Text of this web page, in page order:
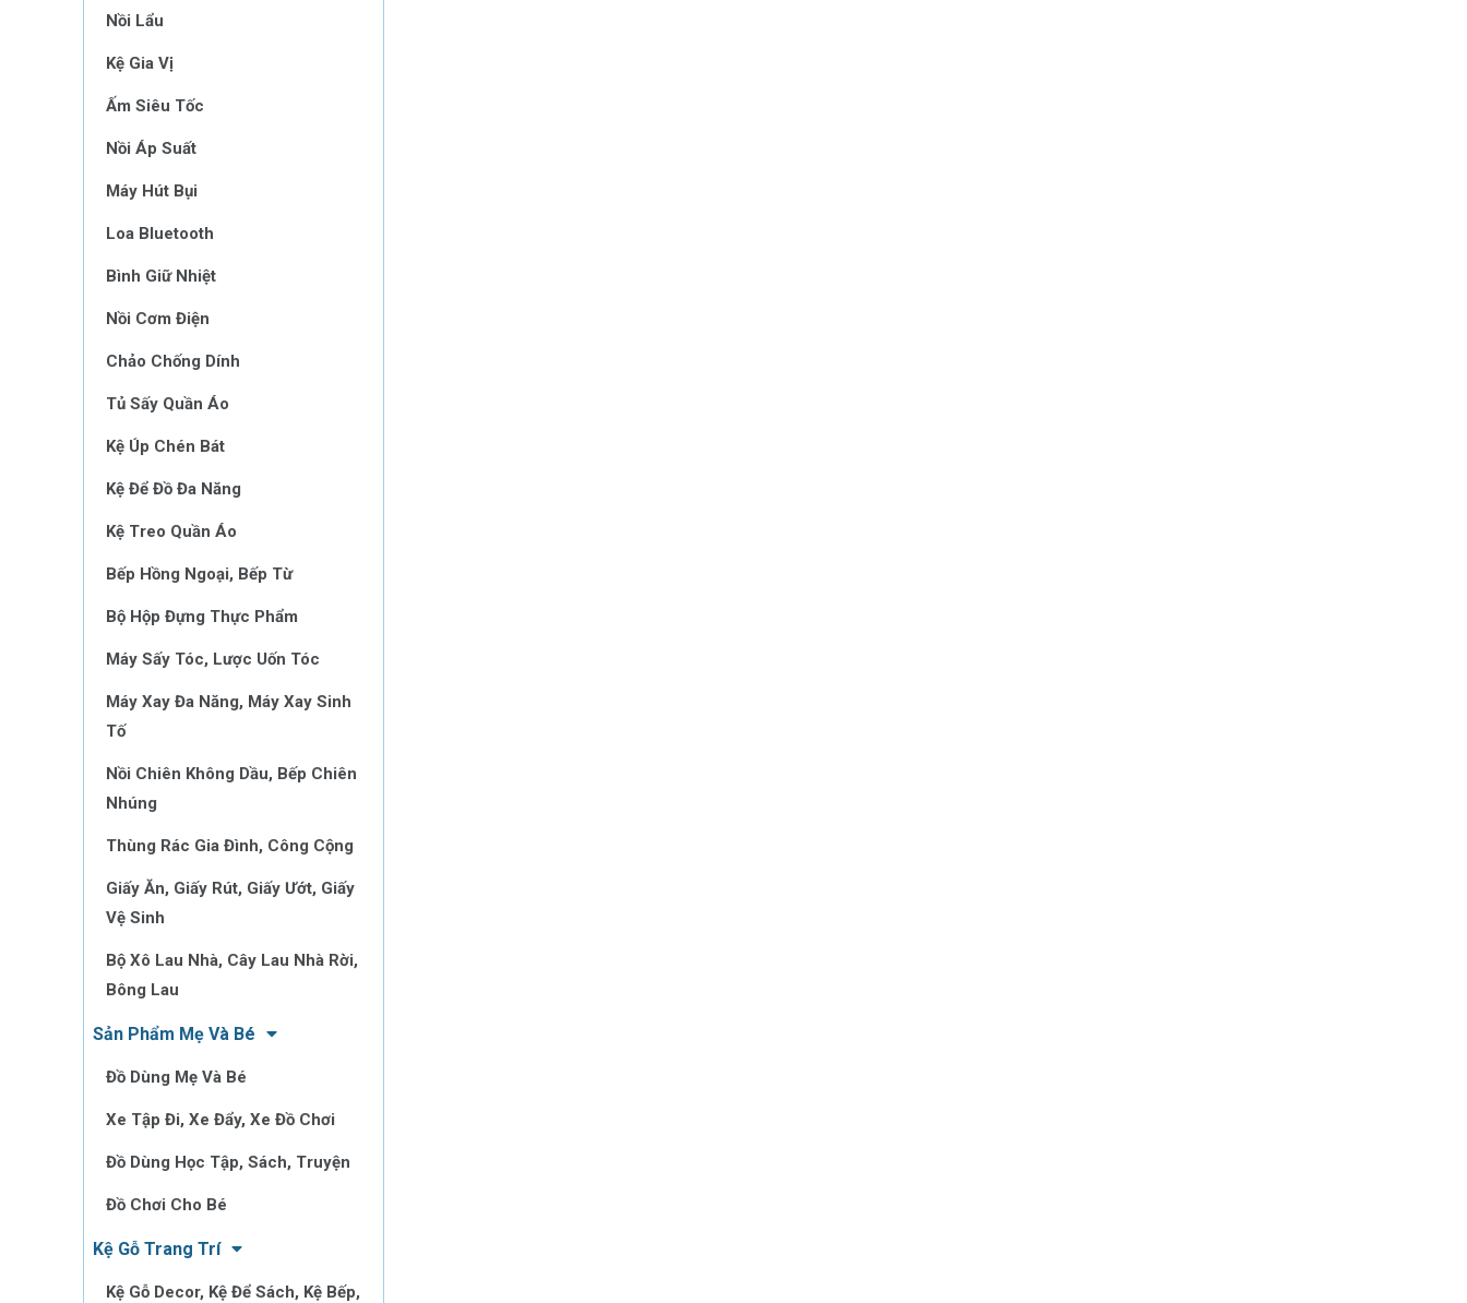
Nồi Lẩu
Kệ Gia Vị
Ấm Siêu Tốc
Nồi Áp Suất
Máy Hút Bụi
Loa Bluetooth
Bình Giữ Nhiệt
Nồi Cơm Điện
Chảo Chống Dính
Tủ Sấy Quần Áo
Kệ Úp Chén Bát
Kệ Để Đồ Đa Năng
Kệ Treo Quần Áo
Bếp Hồng Ngoại, Bếp Từ
Bộ Hộp Đựng Thực Phẩm
Máy Sấy Tóc, Lược Uốn Tóc
Máy Xay Đa Năng, Máy Xay Sinh
Tố
Nồi Chiên Không Dầu, Bếp Chiên
Nhúng
Thùng Rác Gia Đình, Công Cộng
Giấy Ăn, Giấy Rút, Giấy Ướt, Giấy
Vệ Sinh
Bộ Xô Lau Nhà, Cây Lau Nhà Rời,
Bông Lau
Sản Phẩm Mẹ Và Bé
Đồ Dùng Mẹ Và Bé
Xe Tập Đi, Xe Đẩy, Xe Đồ Chơi
Đồ Dùng Học Tập, Sách, Truyện
Đồ Chơi Cho Bé
Kệ Gỗ Trang Trí
Kệ Gỗ Decor, Kệ Để Sách, Kệ Bếp,